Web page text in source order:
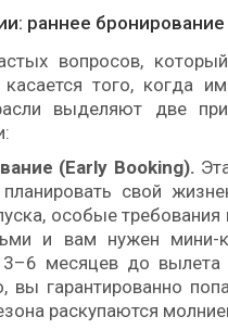
раннее
вопросов,
касается того, когда
выделяют две
(Early Booking).
свой
особые
и вам нужен мини-
месяцев до вылета
вы гарантированно
раскупаются